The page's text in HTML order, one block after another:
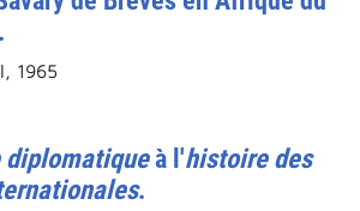
1965
à l'histoire des
.